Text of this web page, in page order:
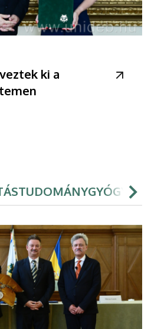
ki a
TUDOMÁNY